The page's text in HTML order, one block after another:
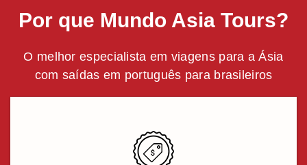
Por que Mundo Asia Tours?
O melhor especialista em viagens para a Ásia
com saídas em português para brasileiros